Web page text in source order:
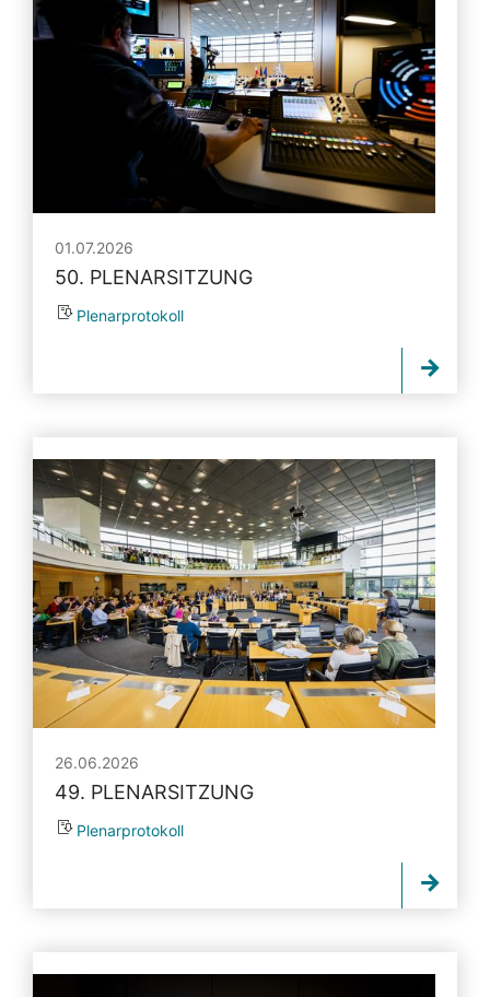
01.07.2026
50. PLENARSITZUNG
Plenarprotokoll
26.06.2026
49. PLENARSITZUNG
Plenarprotokoll